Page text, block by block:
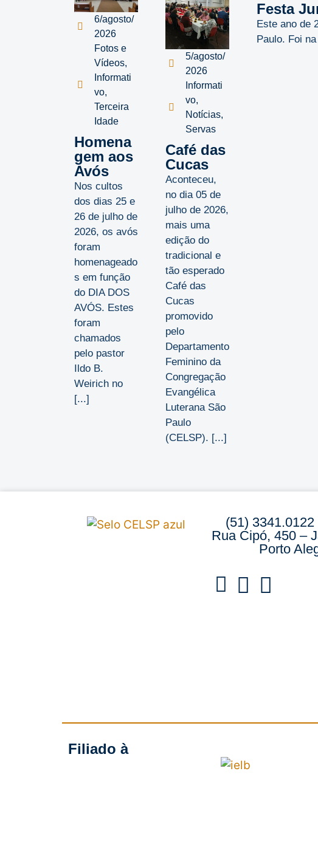
6/agosto/
2026
Fotos e
Vídeos,
Informati
vo,
Terceira
Idade
Homena
gem aos
Avós
Nos cultos
dos dias 25 e
26 de julho de
2026, os avós
foram
homenageado
s em função
do DIA DOS
AVÓS. Estes
foram
chamados
pelo pastor
Ildo B.
Weirich no
[...]
5/agosto/
2026
Informati
vo,
Notícias,
Servas
Café das
Cucas
Aconteceu,
no dia 05 de
julho de 2026,
mais uma
edição do
tradicional e
tão esperado
Café das
Cucas
promovido
pelo
Departamento
Feminino da
Congregação
Evangélica
Luterana São
Paulo
(CELSP). [...]
Festa
Este ano de
Paulo. Foi
(51)
Rua Cipó, 450 –
Porto
Filiado à